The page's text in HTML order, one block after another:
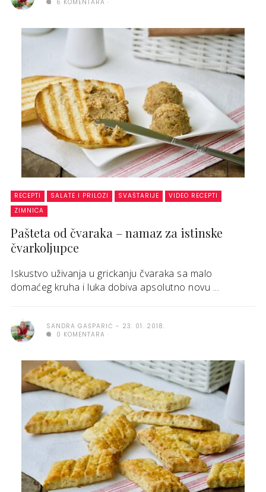
6 KOMENTARA
RECEPTI SALATE I PRILOZI SVAŠTARIJE
VIDEO RECEPTI
ZIMNICA
Pašteta od čvaraka – namaz za istinske
čvarkoljupce
Iskustvo uživanja u grickanju čvaraka sa malo
domaćeg kruha i luka dobiva apsolutno novu ...
SANDRA GAŠPARIĆ
23. 01. 2018.
0 KOMENTARA